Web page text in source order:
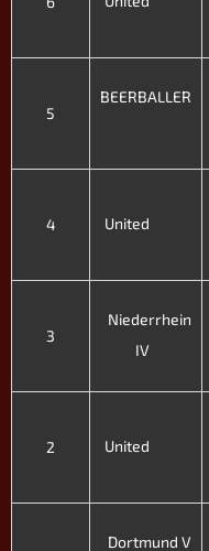
5
BEERBALLER
4 United
3
Niederrhein
IV
2 United
Dortmund V